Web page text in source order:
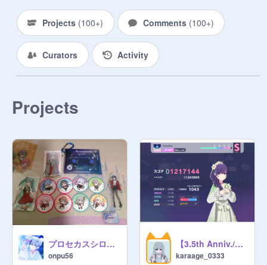
鏡音リン
＠
@SEVEN7primo
@
MEIKO
@yoshidakotaro
@SiROYA1227
@
@Karahururingo2634
@
Projects (100+) Comments (100+)
Curators Activity
Projects
プロセカスシローコラボ行ってきた！
onpu56
【3.5th Anniv./プロセカ】Sympathy [APPEND 29] ALL PERFECT
karaage_0333